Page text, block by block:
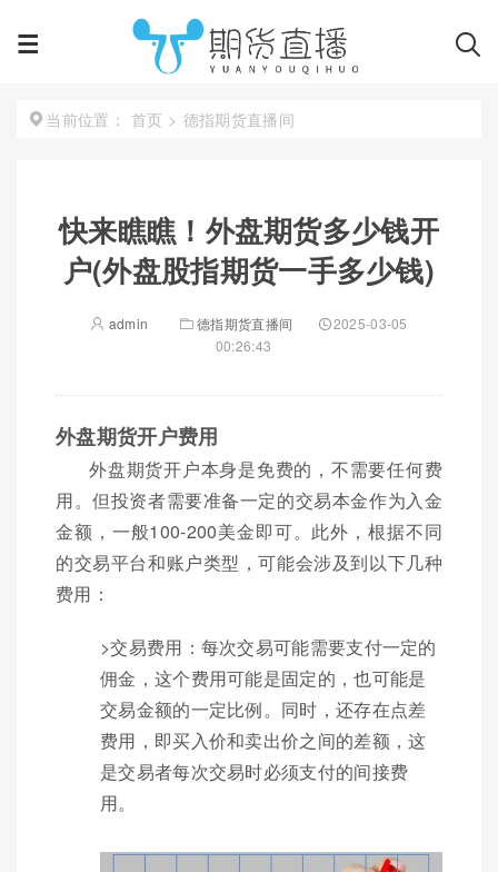
当前位置： 首页 > 德指期货直播间
快来瞧瞧！外盘期货多少钱开
户(外盘股指期货一手多少钱)
admin 德指期货直播间
2025-03-05
00:26:43
外盘期货开户费用
外盘期货开户本身是免费的，不需要任何费
用。但投资者需要准备一定的交易本金作为入金
金额，一般100-200美金即可。此外，根据不同
的交易平台和账户类型，可能会涉及到以下几种
费用：
>交易费用：每次交易可能需要支付一定的
佣金，这个费用可能是固定的，也可能是
交易金额的一定比例。同时，还存在点差
费用，即买入价和卖出价之间的差额，这
是交易者每次交易时必须支付的间接费
用。